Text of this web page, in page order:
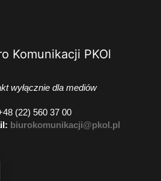
Komunikacji PKOl
wyłącznie dla mediów
(22) 560 37 00
biurokomunikacji@pkol.pl